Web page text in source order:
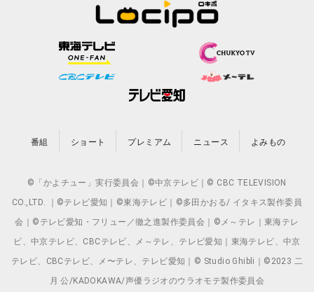
番組 ショート プレミアム ニュース よみもの
©「かよチュー」実行委員会｜©中京テレビ｜© CBC TELEVISION
CO.,LTD. ｜©テレビ愛知｜©東海テレビ｜©多田かおる/ イタキス製作委員
会｜©テレビ愛知・フリュー／徹之進製作委員会｜©メ～テレ｜東海テレ
ビ、中京テレビ、CBCテレビ、メ～テレ、テレビ愛知｜東海テレビ、中京
テレビ、CBCテレビ、メ〜テレ、テレビ愛知｜© Studio Ghibli｜©2023 二
月 公/KADOKAWA/声優ラジオのウラオモテ製作委員会